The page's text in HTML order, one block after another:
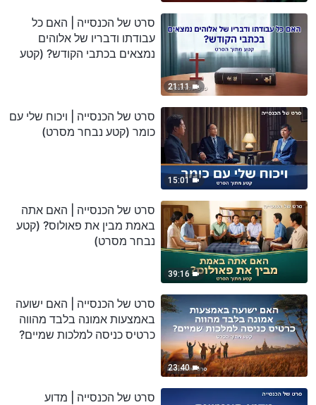
21:11
סרט של הכנסייה | האם כל
עבודתו ודבריו של אלוהים
נמצאים בכתבי הקודש? (קטע
15:01
סרט של הכנסייה | ויכוח שלי עם
כומר (קטע נבחר מסרט)
39:16
סרט של הכנסייה | האם אתה
באמת מבין את פאולוס? (קטע
נבחר מסרט)
23:40
סרט של הכנסייה | האם ישועה
באמצעות אמונה בלבד מהווה
כרטיס כניסה למלכות שמיים?
סרט של הכנסייה | מדוע